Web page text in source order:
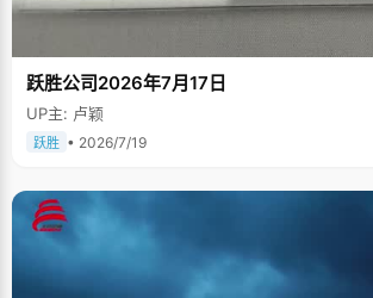
跃胜公司2026年7月17日
UP主: 卢颖
跃胜 • 2026/7/19